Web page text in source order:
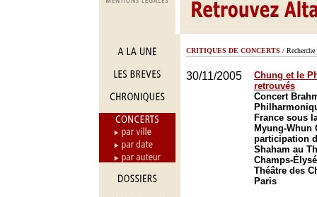
CRITIQUES DE CONCERTS / Recherche
30/11/2005
Chung et le
retrouvés
Concert
France sous
Myung-Whun
participation
Shaham au
Champs-
Théâtre des
Paris